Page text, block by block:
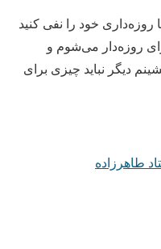
روزه‌داری خود را نفی کنید
روزه‌دار می‌شوم و
دیگر نباید چیزی برای
طاهرزاده